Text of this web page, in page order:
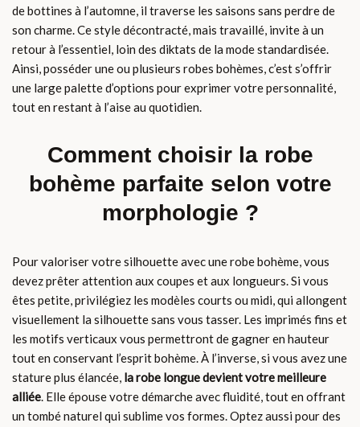
de bottines à l’automne, il traverse les saisons sans perdre de
son charme. Ce style décontracté, mais travaillé, invite à un
retour à l’essentiel, loin des diktats de la mode standardisée.
Ainsi, posséder une ou plusieurs robes bohèmes, c’est s’offrir
une large palette d’options pour exprimer votre personnalité,
tout en restant à l’aise au quotidien.
Comment choisir la robe
bohème parfaite selon votre
morphologie ?
Pour valoriser votre silhouette avec une robe bohème, vous
devez prêter attention aux coupes et aux longueurs. Si vous
êtes petite, privilégiez les modèles courts ou midi, qui allongent
visuellement la silhouette sans vous tasser. Les imprimés fins et
les motifs verticaux vous permettront de gagner en hauteur
tout en conservant l’esprit bohème. À l’inverse, si vous avez une
stature plus élancée, la robe longue devient votre meilleure
alliée. Elle épouse votre démarche avec fluidité, tout en offrant
un tombé naturel qui sublime vos formes. Optez aussi pour des